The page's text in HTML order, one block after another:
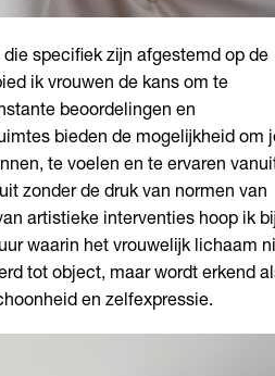
specifiek zijn afgestemd op de
ik vrouwen de kans om te
beoordelingen en
bieden de mogelijkheid om
te voelen en te ervaren
zonder de druk van normen van
artistieke interventies hoop ik
waarin het vrouwelijk lichaam
tot object, maar wordt erkend
en zelfexpressie.